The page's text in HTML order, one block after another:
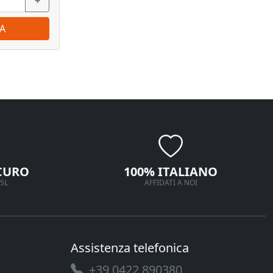
100% ITALIANO
AFFIDATI A NOI
Assistenza telefonica
+39 0422 890380